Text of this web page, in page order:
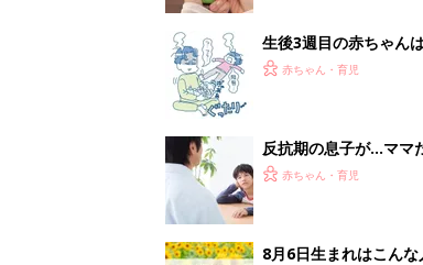
生後3週目の赤ちゃん
って本当？【専門家】
赤ちゃん・育児
反抗期の息子が...ママ
赤ちゃん・育児
8月6日生まれはこん